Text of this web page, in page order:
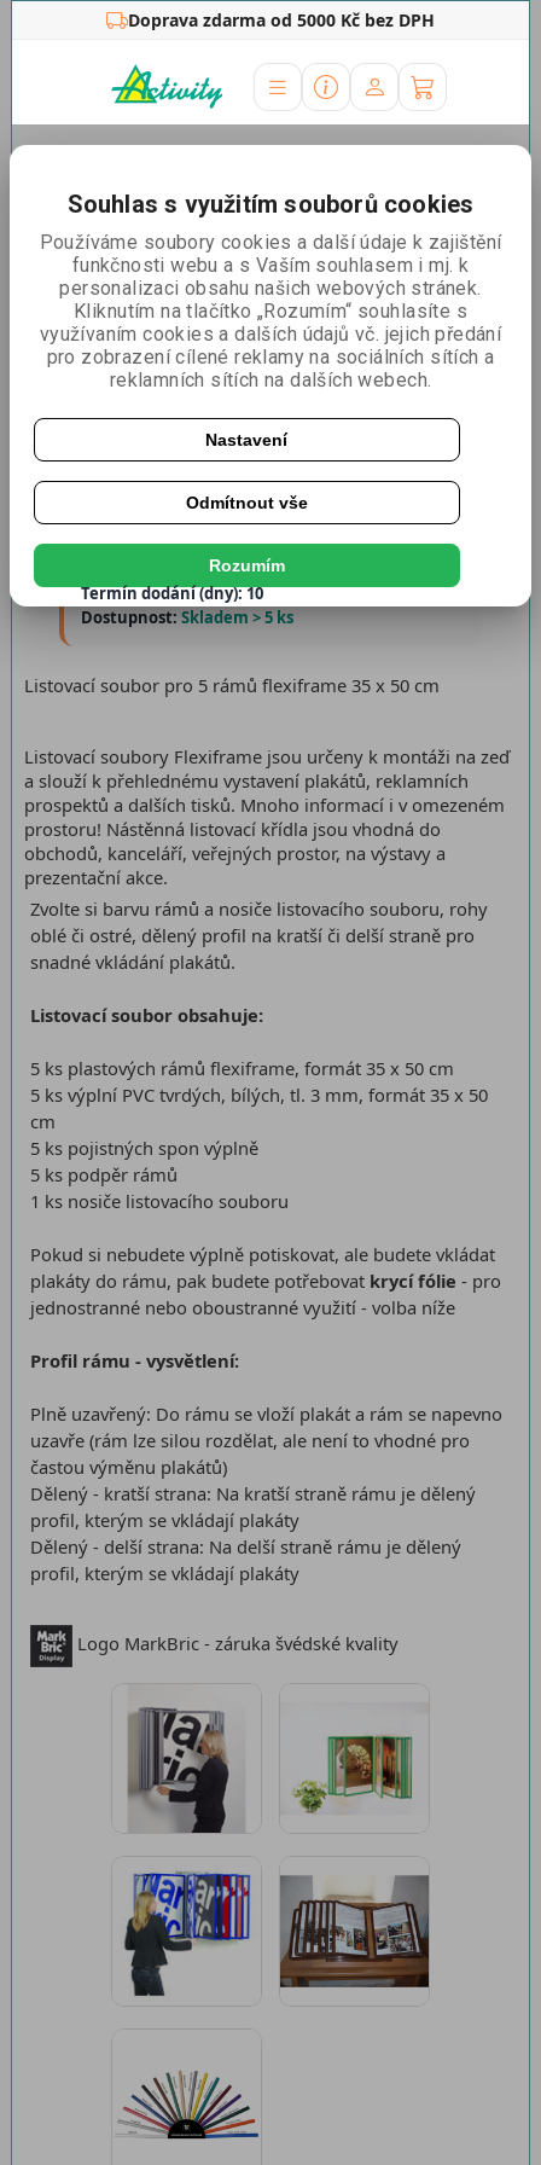
Doprava zdarma od 5000 Kč bez DPH
Listovací soubor 5 rámů 35 x
50 cm
20131065
Termín dodání (dny): 10
Dostupnost: Skladem > 5 ks
Listovací soubor pro 5 rámů flexiframe 35 x 50 cm
Listovací soubory Flexiframe jsou určeny k montáži na zeď
a slouží k přehlednému vystavení plakátů, reklamních
prospektů a dalších tisků. Mnoho informací i v omezeném
prostoru! Nástěnná listovací křídla jsou vhodná do
obchodů, kanceláří, veřejných prostor, na výstavy a
prezentační akce.
Zvolte si barvu rámů a nosiče listovacího souboru, rohy
oblé či ostré, dělený profil na kratší či delší straně pro
snadné vkládání plakátů.
Listovací soubor obsahuje:
5 ks plastových rámů flexiframe, formát 35 x 50 cm
5 ks výplní PVC tvrdých, bílých, tl. 3 mm, formát 35 x 50
cm
5 ks pojistných spon výplně
5 ks podpěr rámů
1 ks nosiče listovacího souboru
Pokud si nebudete výplně potiskovat, ale budete vkládat
plakáty do rámu, pak budete potřebovat krycí fólie - pro
jednostranné nebo oboustranné využití - volba níže
Profil rámu - vysvětlení:
Plně uzavřený: Do rámu se vloží plakát a rám se napevno
uzavře (rám lze silou rozdělat, ale není to vhodné pro
častou výměnu plakátů)
Dělený - kratší strana: Na kratší straně rámu je dělený
profil, kterým se vkládají plakáty
Dělený - delší strana: Na delší straně rámu je dělený
profil, kterým se vkládají plakáty
Logo MarkBric - záruka švédské kvality
Souhlas s využitím souborů cookies
Používáme soubory cookies a další údaje k zajištění
funkčnosti webu a s Vaším souhlasem i mj. k
personalizaci obsahu našich webových stránek.
Kliknutím na tlačítko „Rozumím“ souhlasíte s
využívaním cookies a dalších údajů vč. jejich předání
pro zobrazení cílené reklamy na sociálních sítích a
reklamních sítích na dalších webech.
Nastavení
Odmítnout vše
Rozumím